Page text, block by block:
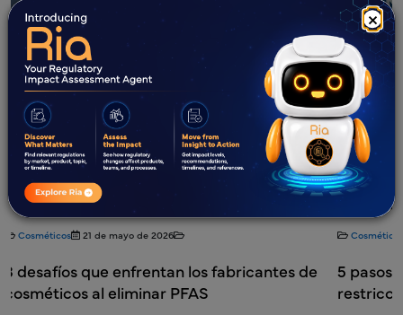
×
Cosméticos 13 de mayo de 2026
5 pasos para prepararse para las nuevas
restricciones de PFAS
de